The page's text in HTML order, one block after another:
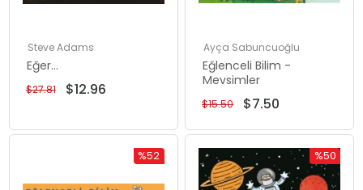
Steve Adams
Eğer...
$12.96
$27.81
Ayça Sabuncuoğlu
Eğlenceli Bilim -
Mevsimler
$7.50
$15.50
%52
%50
Rabatt